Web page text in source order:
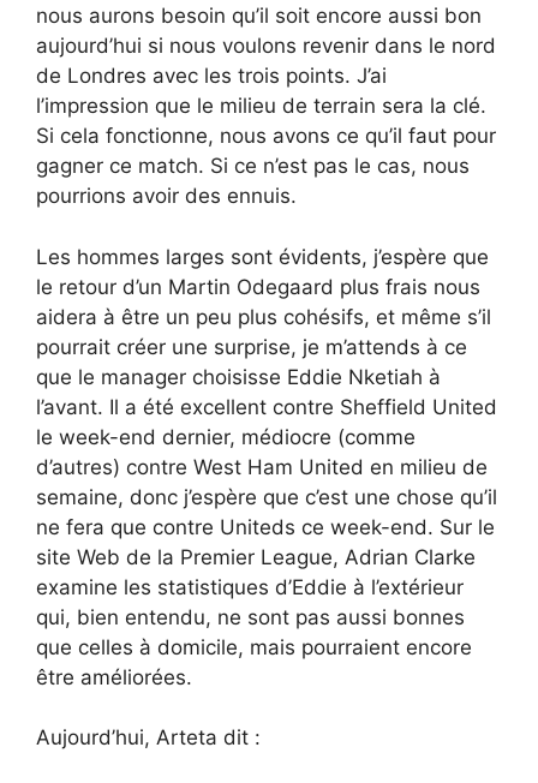
nous aurons besoin qu’il soit encore aussi bon
aujourd’hui si nous voulons revenir dans le nord
de Londres avec les trois points. J’ai
l’impression que le milieu de terrain sera la clé.
Si cela fonctionne, nous avons ce qu’il faut pour
gagner ce match. Si ce n’est pas le cas, nous
pourrions avoir des ennuis.
Les hommes larges sont évidents, j’espère que
le retour d’un Martin Odegaard plus frais nous
aidera à être un peu plus cohésifs, et même s’il
pourrait créer une surprise, je m’attends à ce
que le manager choisisse Eddie Nketiah à
l’avant. Il a été excellent contre Sheffield United
le week-end dernier, médiocre (comme
d’autres) contre West Ham United en milieu de
semaine, donc j’espère que c’est une chose qu’il
ne fera que contre Uniteds ce week-end. Sur le
site Web de la Premier League, Adrian Clarke
examine les statistiques d’Eddie à l’extérieur
qui, bien entendu, ne sont pas aussi bonnes
que celles à domicile, mais pourraient encore
être améliorées.
Aujourd’hui, Arteta dit :